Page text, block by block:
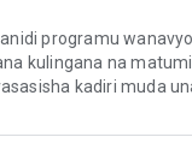
programu
kulingana na
kadiri muda